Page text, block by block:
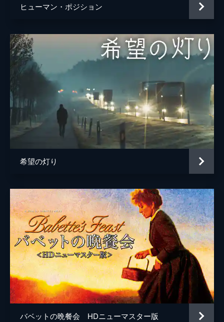
ヒューマン・ポジション
希望の灯り
バベットの晩餐会 HDニューマスター版